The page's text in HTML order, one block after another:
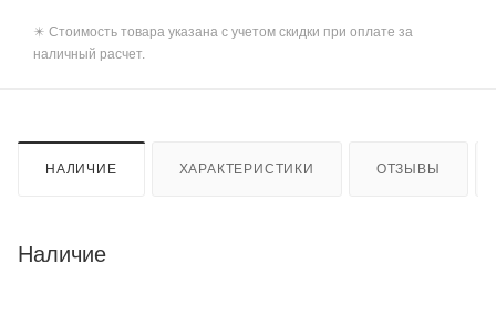
✴️ Стоимость товара указана с учетом скидки при оплате за
наличный расчет.
НАЛИЧИЕ ХАРАКТЕРИСТИКИ ОТЗЫВЫ
Наличие